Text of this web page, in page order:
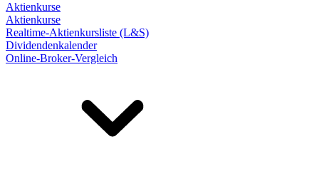
Aktienkurse
Aktienkurse
Realtime-Aktienkursliste (L&S)
Dividendenkalender
Online-Broker-Vergleich